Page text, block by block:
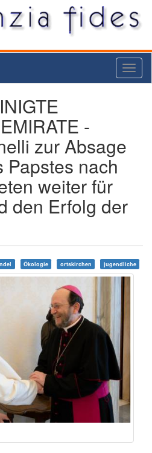
-
zur Absage
Papstes nach
weiter für
den Erfolg der
Ökologie ortskirchen jugendliche